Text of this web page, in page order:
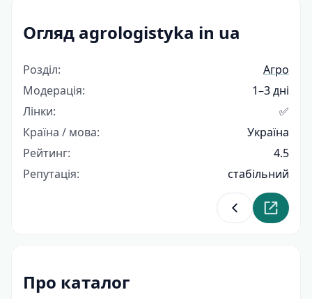
Огляд agrologistyka in ua
Розділ:
Агро
Модерація:
1–3 дні
Лінки:
✅
Країна / мова:
Україна
Рейтинг:
4.5
Репутація:
стабільний
Повернутися
Про каталог